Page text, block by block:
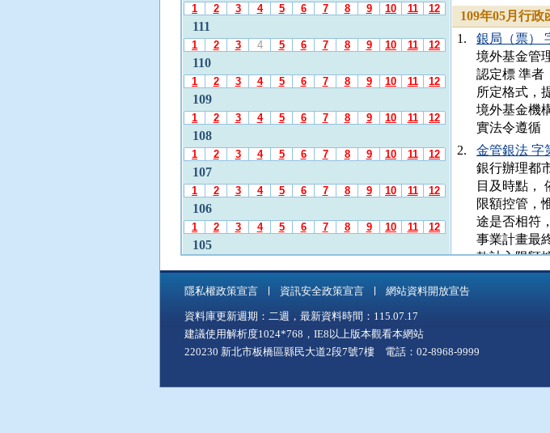
「
法
規
公
發
布
月
份
」
後
，
再
使
用
l
t
+
至
「
中
主
1 2 3 4 5 6 7 8 9 10 11 12
111
1 2 3 4 5 6 7 8 9 10 11 12
110
1 2 3 4 5 6 7 8 9 10 11 12
109
1 2 3 4 5 6 7 8 9 10 11 12
108
1 2 3 4 5 6 7 8 9 10 11 12
107
1 2 3 4 5 6 7 8 9 10 11 12
106
1 2 3 4 5 6 7 8 9 10 11 12
105
1 5 6 7 10 11 12
103
1 2 3 4 5 6 7 8 9 10 11
102
101
109年05月行政
1.
銀局（票）
境外基金管
認定標 準者
所定格式，
境外基金機
實法令遵循
2.
金管銀法 字
銀行辦理都
目及時點，
限額控管，
途是否相符
事業計畫最
款計入限額
有關「銀
管理委員會
檢送「本國
隱私權政策宣言 資訊安全政策宣言 網站資料開放宣告
資料庫更新週期：二週，最新資料時間：115.07.17
建議使用解析度1024*768，IE8以上版本觀看本網站
220230 新北市板橋區縣民大道2段7號7樓 電話：02-8968-9999